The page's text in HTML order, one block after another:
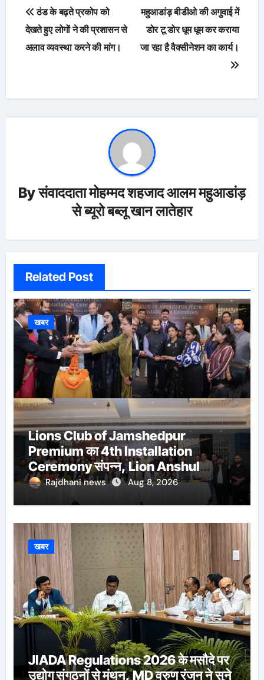
Post
navigation
ठंड के बढ़ते प्रकोप को
देखते हुए लोगों ने की प्रशासन से
अलाव व्यवस्था करने की मांग।
महुआडांड़ बीडीओ की अगुवाई में
डोर टू डोर धूम धूम कर कराया
जा रहा है वैक्सीनेशन का कार्य।
Byसंवाददाता मोहम्मद शहजाद आलम महुआडांड़
से ब्यूरो बब्लू खान लातेहार
Related Post
खबर
Lions Club of Jamshedpur
Premium का 4th Installation
Ceremony संपन्न, Lion Anshul
Ringasia ने संभाला अध्यक्ष पद
Rajdhani news Aug 8, 2026
खबर
JIADA Regulations 2026 के मसौदे पर
उद्योग संगठनों से मंथन, MD वरुण रंजन ने सुने